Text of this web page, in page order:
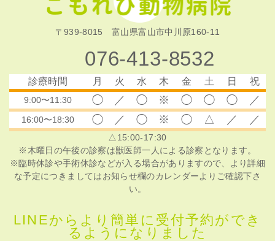
〒939-8015 富山県富山市中川原160-11
076-413-8532
診療時間 月 火 水 木 金 土 日 祝
9:00〜11:30 ◯ ／ ◯ ※ ◯ ◯ ◯ ／
16:00〜18:30 ◯ ／ ◯ ※ ◯ △ ／ ／
△15:00-17:30
※木曜日の午後の診察は獣医師一人による診察となります。
※臨時休診や手術休診などが入る場合がありますので、より詳細
な予定につきましてはお知らせ欄のカレンダーよりご確認下さ
い。
LINEからより簡単に受付予約ができ
るようになりました